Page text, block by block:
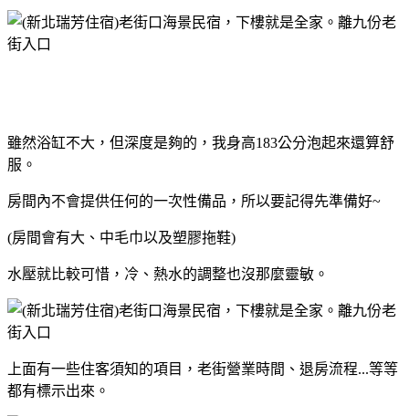
雖然浴缸不大，但深度是夠的，我身高183公分泡起來還算舒
服。
房間內不會提供任何的一次性備品，所以要記得先準備好~
(房間會有大、中毛巾以及塑膠拖鞋)
水壓就比較可惜，冷、熱水的調整也沒那麼靈敏。
上面有一些住客須知的項目，老街營業時間、退房流程...等等
都有標示出來。